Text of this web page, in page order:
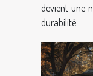
devient une
durabilité...